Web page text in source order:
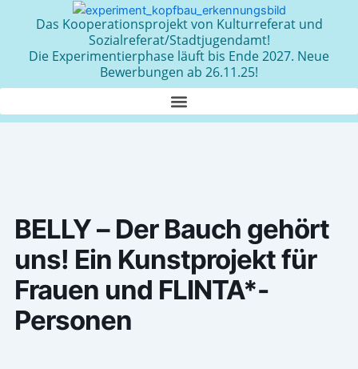
Das Kooperationsprojekt von Kulturreferat und
Sozialreferat/Stadtjugendamt!
Die Experimentierphase läuft bis Ende 2027. Neue
Bewerbungen ab 26.11.25!
BELLY – Der Bauch gehört
uns! Ein Kunstprojekt für
Frauen und FLINTA*-
Personen